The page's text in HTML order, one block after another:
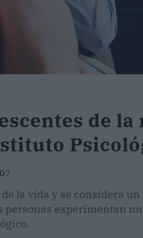
de la
la vida y se considera
experimentan